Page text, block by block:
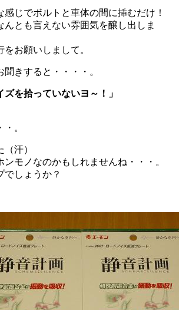
感じでボルトと車体の間に挿むだけ！
んとも言えない雰囲気を醸し出しま
お願いしまして。
きすると・・・・。
ズを拾っていないヨ～！」
。
汗）
ンモノなのかもしれませんね・・・。
でしょうか？